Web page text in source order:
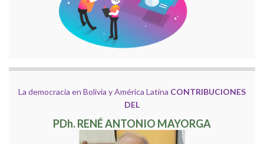
La democracia en Bolivia y América Latina CONTRIBUCIONES
DEL
PDh. RENÉ ANTONIO MAYORGA